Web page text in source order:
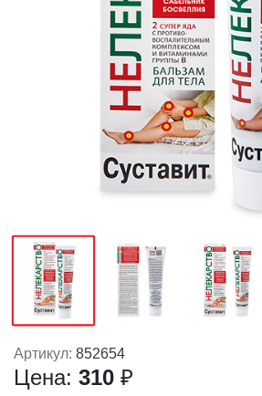
Артикул: 852654
Цена: 310 ₽